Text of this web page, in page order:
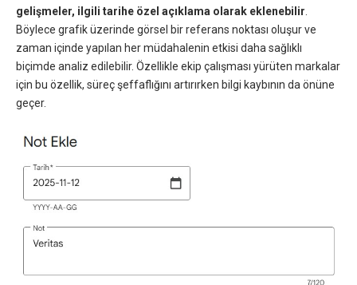
gelişmeler, ilgili tarihe özel açıklama olarak eklenebilir
Böylece grafik üzerinde görsel bir referans noktası oluşur ve
zaman içinde yapılan her müdahalenin etkisi daha sağlıklı
biçimde analiz edilebilir. Özellikle ekip çalışması yürüten markalar
için bu özellik, süreç şeffaflığını artırırken bilgi kaybının da önüne
geçer.